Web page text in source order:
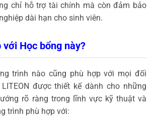
chỉ hỗ trợ tài chính mà còn đảm bảo
dài hạn cho sinh viên.
với Học bổng này?
trình nào cũng phù hợp với mọi đối
được thiết kế dành cho những
rõ ràng trong lĩnh vực kỹ thuật và
trình phù hợp với: